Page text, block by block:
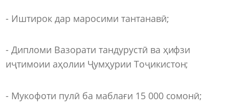
- Иштирок дар маросими тантанавӣ;
- Дипломи Вазорати тандурустӣ ва ҳифзи
иҷтимоии аҳолии Ҷумҳурии Тоҷикистон;
- Мукофоти пулӣ ба маблағи 15 000 сомонӣ;